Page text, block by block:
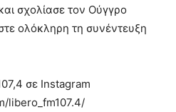
σχολίασε τον Ούγγρο
ολόκληρη τη συνέντευξη
σε Ιnstagram
libero_fm107.4/